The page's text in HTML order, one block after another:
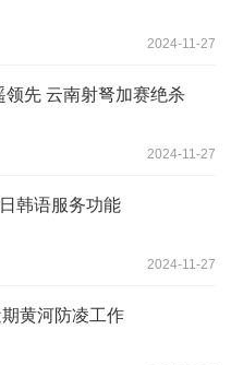
2024-11-27
领先 云南射弩加赛绝杀
2024-11-27
韩语服务功能
2024-11-27
黄河防凌工作